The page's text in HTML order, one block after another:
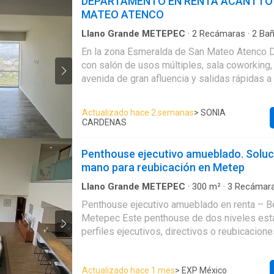
lavado con lavadero Estacionamiento para 1
eléctrico
MATEO ATENCO
Llano Grande METEPEC · 2 Recámaras · 2
Recámara con closet· Sala polivalente ·Terraza
En la zona Esmeralda de San Mateo Atenco
con salón de usos múltiples, sala coworking,
avenida de gran afluencia y salidas rápidas a
MODELO COUVET con BALCON Ubicado
2 recamaras, 2 baños Amplia estancia
Estancia Cocina abierta Area de servicio
$16,900 mantenimiento incluido 2 cajones
Actualizado hace 2 semanas> SONIA
CARDENAS
Penthouse ejecutivo amueblado.
mano para reubicación en Metep
Llano Grande METEPEC · 300 m² · 3
Jardín·Gimnasio·Jacuzzi·Alberca· Terraza
Penthouse ejecutivo amueblado en renta –
Metepec Este penthouse de dos niveles está diseñado para
perfiles ejecutivos, directivos o
fricciones y lista para habitar desde el primer día.
superficie aproximada de 300 m², su
Actualizado hace 1 mes> EXP México